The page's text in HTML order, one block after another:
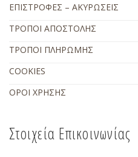
ΕΠΙΣΤΡΟΦΕΣ – ΑΚΥΡΩΣΕΙΣ
ΤΡΟΠΟΙ ΑΠΟΣΤΟΛΗΣ
ΤΡΟΠΟΙ ΠΛΗΡΩΜΗΣ
COOKIES
ΟΡΟΙ ΧΡΗΣΗΣ
Στοιχεία Επικοινωνίας